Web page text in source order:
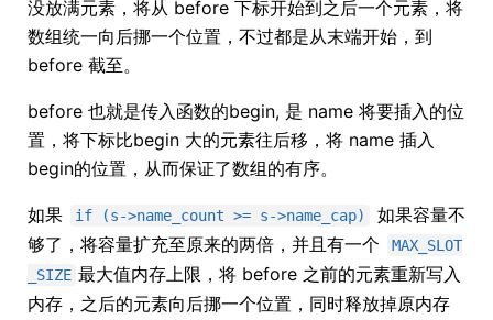
没放满元素，将从 before 下标开始到之后一个元素，将
数组统一向后挪一个位置，不过都是从末端开始，到
before 截至。
before 也就是传入函数的begin, 是 name 将要插入的位
置，将下标比begin 大的元素往后移，将 name 插入
begin的位置，从而保证了数组的有序。
如果 if (s->name_count >= s->name_cap)
如果容量不
够了，将容量扩充至原来的两倍，并且有一个
MAX_SLOT
_SIZE 最大值内存上限，将 before 之前的元素重新写入
内存，之后的元素向后挪一个位置，同时释放掉原内存